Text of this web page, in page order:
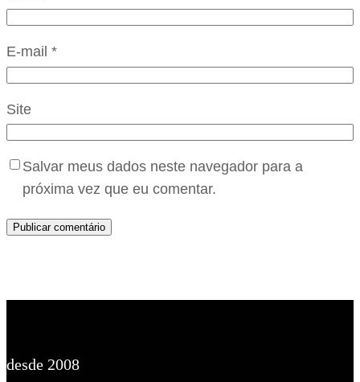
E-mail *
Site
Salvar meus dados neste navegador para a
próxima vez que eu comentar.
desde 2008